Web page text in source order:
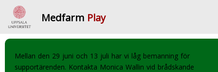
Medfarm Play
Mellan den 29 juni och 13 juli har vi låg bemanning för
supportärenden. Kontakta Monica Wallin vid brådskande